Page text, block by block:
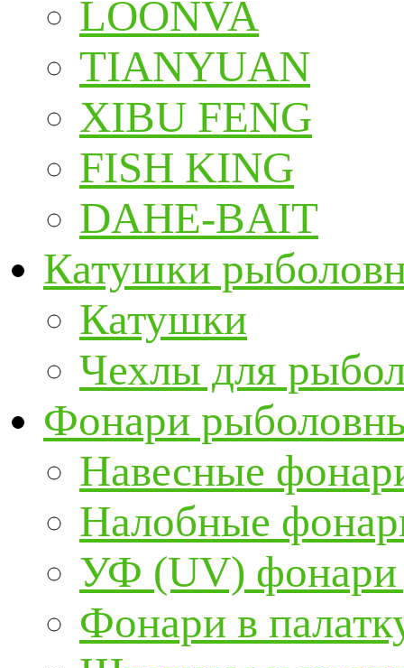
LOONVA
TIANYUAN
XIBU FENG
FISH KING
DAHE-BAIT
Катушки
Катушки
Чехлы для
Фонари
Навесные
Налобные
УФ (UV) фонари
Фонари в